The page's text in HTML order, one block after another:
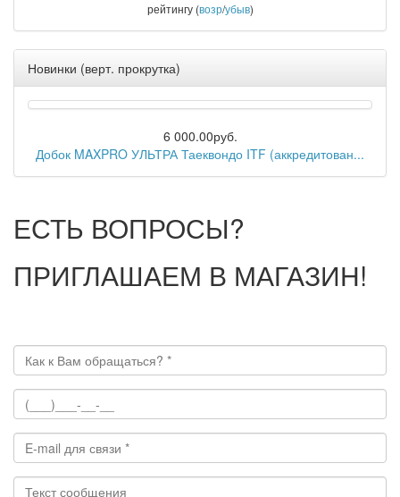
рейтингу (возр/убыв)
Новинки (верт. прокрутка)
6 000.00руб.
Добок MAXPRO УЛЬТРА Таеквондо ITF (аккредитован...
ЕСТЬ ВОПРОСЫ?
ПРИГЛАШАЕМ В МАГАЗИН!